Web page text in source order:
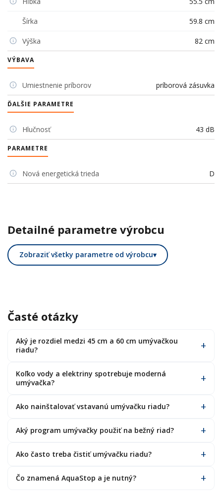
Šírka 59.8 cm
Výška 82 cm
VÝBAVA
Umiestnenie príborov príborová zásuvka
ĎALŠIE PARAMETRE
Hlučnosť 43 dB
PARAMETRE
Nová energetická trieda D
Detailné parametre výrobcu
Zobraziť všetky parametre od výrobcu▾
Časté otázky
Aký je rozdiel medzi 45 cm a 60 cm umývačkou
riadu?
Koľko vody a elektriny spotrebuje moderná
umývačka?
Ako nainštalovať vstavanú umývačku riadu?
Aký program umývačky použiť na bežný riad?
Ako často treba čistiť umývačku riadu?
Čo znamená AquaStop a je nutný?